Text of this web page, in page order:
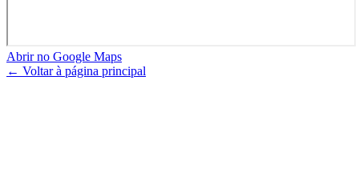
Abrir no Google Maps
← Voltar à página principal